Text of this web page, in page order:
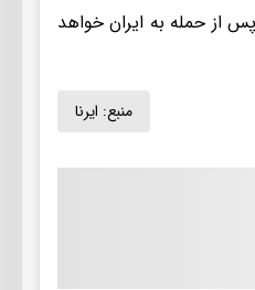
از حمله به ایران خواهد
منبع: ایرنا